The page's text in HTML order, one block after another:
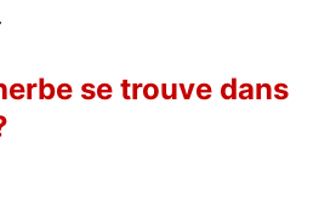
se trouve dans